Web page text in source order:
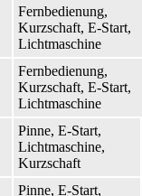
Fernbedienung,
Kurzschaft, E-Start,
Lichtmaschine
Fernbedienung,
Kurzschaft, E-Start,
Lichtmaschine
Pinne, E-Start,
Lichtmaschine,
Kurzschaft
Pinne, E-Start,